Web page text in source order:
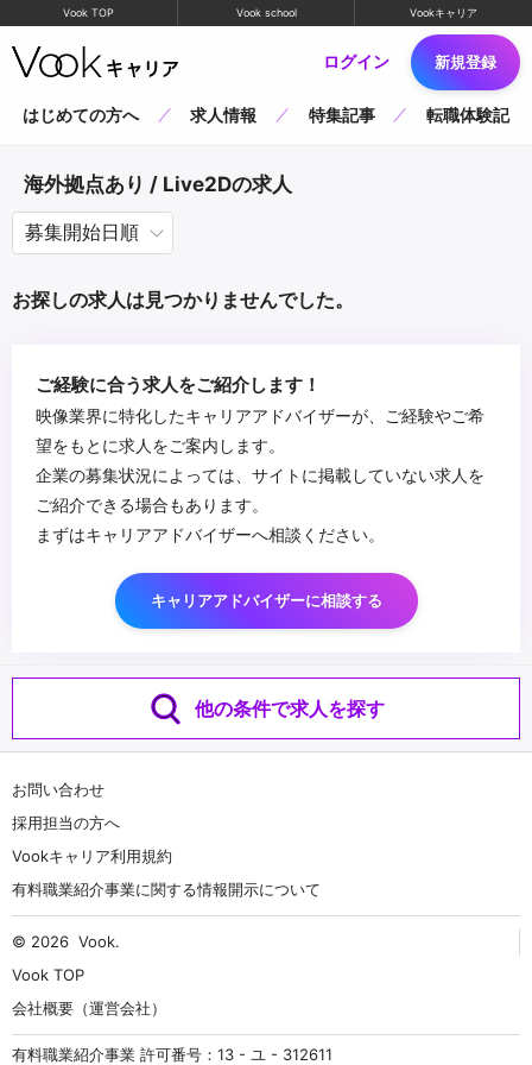
Vook TOP Vook school Vookキャリア
ログイン 新規登録
はじめての方へ 求人情報 特集記事 転職体験記
海外拠点あり / Live2Dの求人
お探しの求人は見つかりませんでした。
ご経験に合う求人をご紹介します！
映像業界に特化したキャリアアドバイザーが、ご経験やご希
望をもとに求人をご案内します。
企業の募集状況によっては、サイトに掲載していない求人を
ご紹介できる場合もあります。
まずはキャリアアドバイザーへ相談ください。
キャリアアドバイザーに相談する
他の条件で求人を探す
お問い合わせ
採用担当の方へ
Vookキャリア利用規約
有料職業紹介事業に関する情報開示について
© 2026 Vook.
Vook TOP
会社概要（運営会社）
有料職業紹介事業 許可番号：13 - ユ - 312611